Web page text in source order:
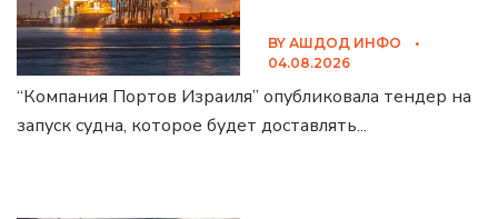
BY АШДОД ИНФО
•
04.08.2026
“Компания Портов Израиля” опубликовала тендер на
запуск судна, которое будет доставлять...